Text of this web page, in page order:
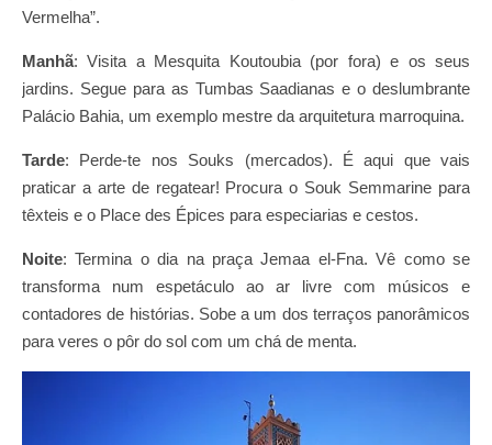
Vermelha”.
Manhã: Visita a Mesquita Koutoubia (por fora) e os seus
jardins. Segue para as Tumbas Saadianas e o deslumbrante
Palácio Bahia, um exemplo mestre da arquitetura marroquina.
Tarde: Perde-te nos Souks (mercados). É aqui que vais
praticar a arte de regatear! Procura o Souk Semmarine para
têxteis e o Place des Épices para especiarias e cestos.
Noite: Termina o dia na praça Jemaa el-Fna. Vê como se
transforma num espetáculo ao ar livre com músicos e
contadores de histórias. Sobe a um dos terraços panorâmicos
para veres o pôr do sol com um chá de menta.